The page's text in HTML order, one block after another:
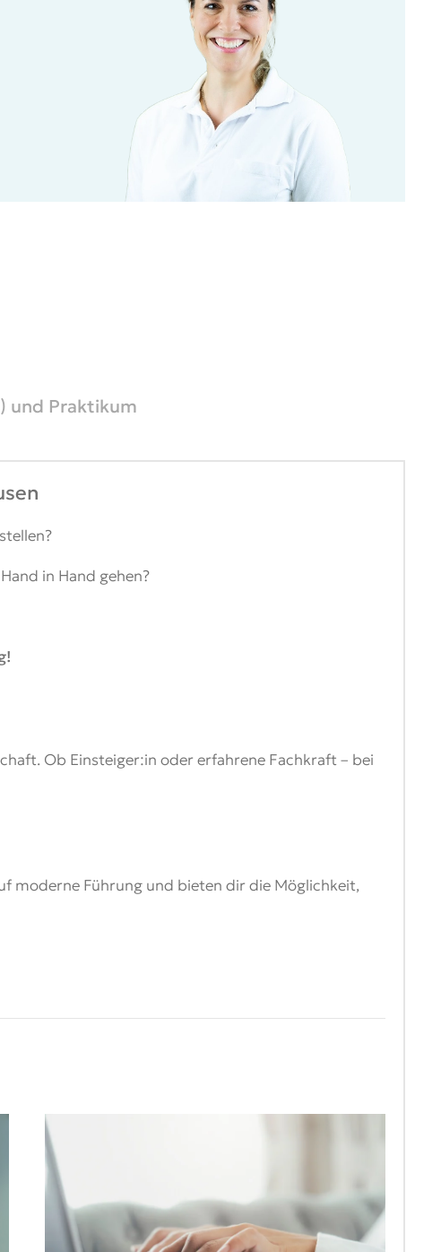
und Praktikum
in Hand gehen?
Ob Einsteiger:in oder erfahrene Fachkraft – bei
moderne Führung und bieten dir die Möglichkeit,